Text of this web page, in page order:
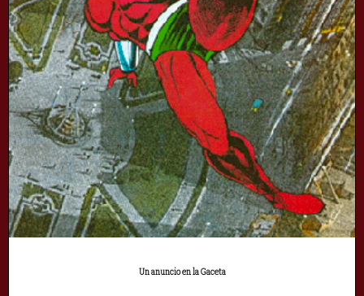
Un anuncio en la Gaceta